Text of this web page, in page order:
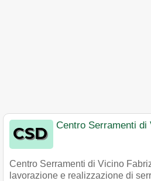
Centro Serramenti di
Centro Serramenti di Vicino
lavorazione e realizzazione di